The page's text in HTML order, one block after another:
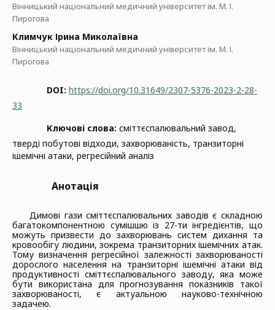
Вінницький національний медичний університет ім. М. І.
Пирогова
Климчук Ірина Миколаївна
Вінницький національний медичний університет ім. М. І.
Пирогова
DOI: https://doi.org/10.31649/2307-5376-2023-2-28-
33
Ключові слова: сміттєспалювальний завод,
тверді побутові відходи, захворюваність, транзиторні
ішемічні атаки, регресійний аналіз
Анотація
Димові гази сміттєспалювальних заводів є складною
багатокомпонентною сумішшю із 27-ти інгредієнтів, що
можуть призвести до захворювань систем дихання та
кровообігу людини, зокрема транзиторних ішемічних атак.
Тому визначення регресійної залежності захворюваності
дорослого населення на транзиторні ішемічні атаки від
продуктивності сміттєспалювального заводу, яка може
бути використана для прогнозування показників такої
захворюваності, є актуальною науково-технічною
задачею.